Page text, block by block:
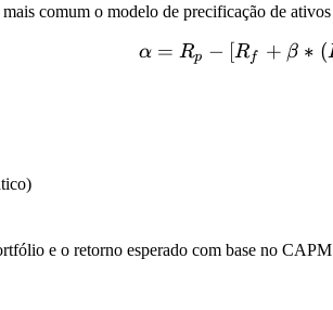
comum o modelo de precificação de
α = Rp − [Rf + β ∗ (
e o retorno esperado com base no